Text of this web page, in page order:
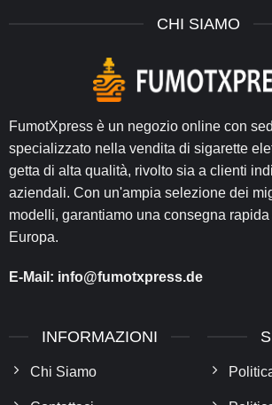
CHI SIAMO
FumotXpress è un negozio online con
specializzato nella vendita di sigarette
getta di alta qualità, rivolto sia a clienti
aziendali. Con un'ampia selezione dei
modelli, garantiamo una consegna
Europa.
E-Mail: info@fumotxpress.de
INFORMAZIONI
Chi Siamo